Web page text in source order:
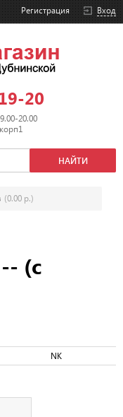
Вход
Регистрация
20
20.00
(0.00 р.)
(c
NK